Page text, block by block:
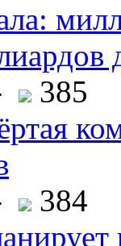
385
384